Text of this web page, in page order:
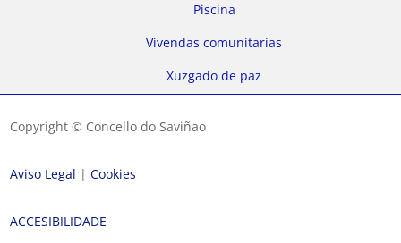
Piscina
Vivendas comunitarias
Xuzgado de paz
Copyright © Concello do Saviñao
Aviso Legal |Cookies
ACCESIBILIDADE